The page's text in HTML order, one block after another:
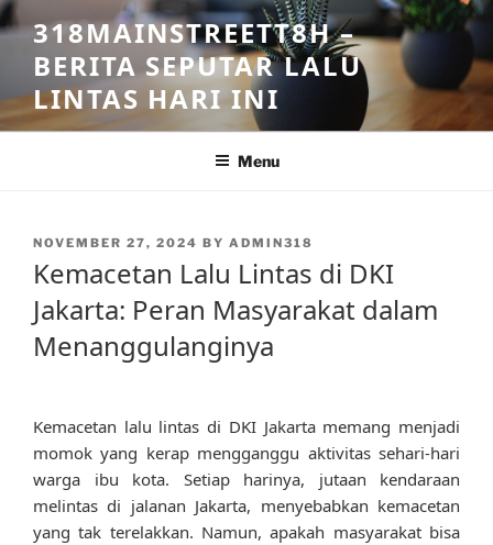
Skip
to
content
318MAINSTREETT8H –
BERITA SEPUTAR LALU
LINTAS HARI INI
Menu
POSTED
NOVEMBER 27, 2024 BY ADMIN318
Kemacetan Lalu Lintas di DKI
Jakarta: Peran Masyarakat dalam
Menanggulanginya
Kemacetan lalu lintas di DKI Jakarta memang menjadi
momok yang kerap mengganggu aktivitas sehari-hari
warga ibu kota. Setiap harinya, jutaan kendaraan
melintas di jalanan Jakarta, menyebabkan kemacetan
yang tak terelakkan. Namun, apakah masyarakat bisa